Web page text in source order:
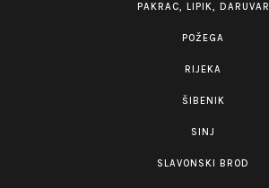
PAKRAC, LIPIK, DARUVAR
POŽEGA
RIJEKA
ŠIBENIK
SINJ
SLAVONSKI BROD